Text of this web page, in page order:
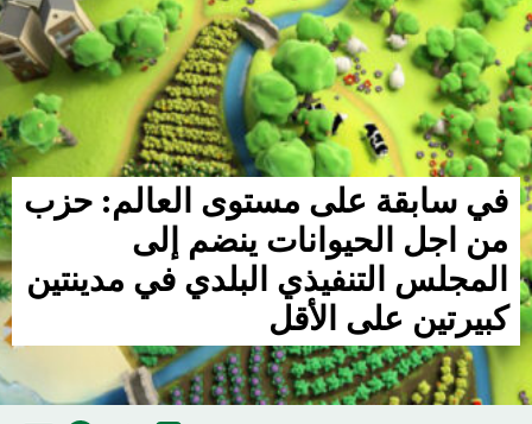
في سابقة على مستوى العالم: حزب
من اجل الحيوانات ينضم إلى
المجلس التنفيذي البلدي في مدينتين
كبيرتين على الأقل